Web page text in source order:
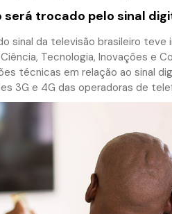
será trocado pelo sinal
sinal da televisão brasileiro teve
Tecnologia, Inovações e
técnicas em relação ao sinal
3G e 4G das operadoras de